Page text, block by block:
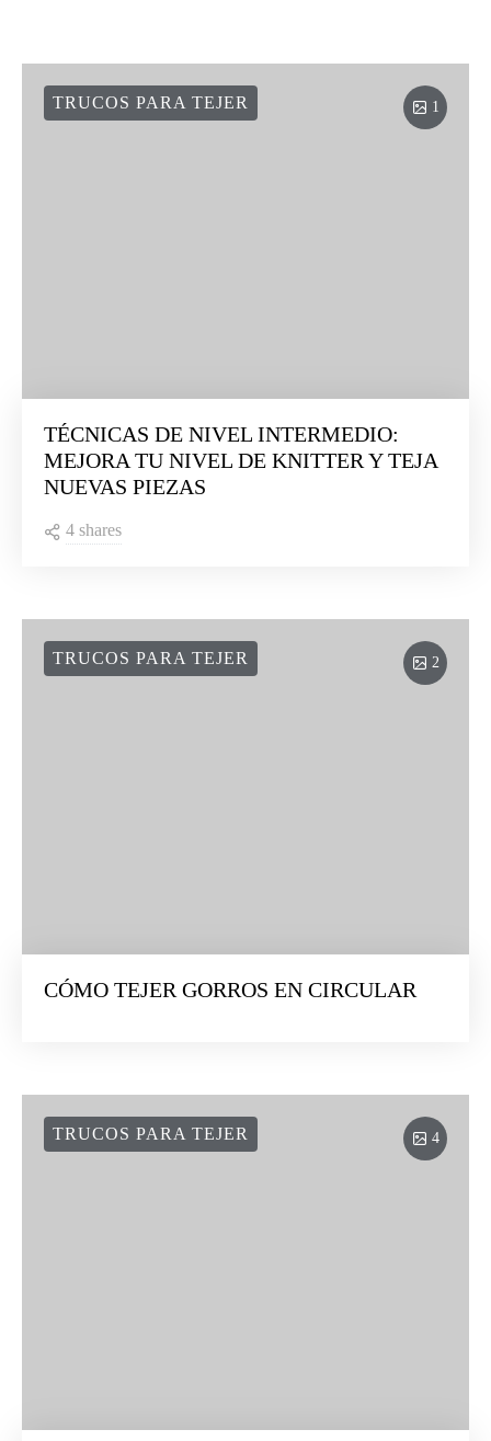
1
TRUCOS PARA TEJER
TÉCNICAS DE NIVEL INTERMEDIO:
MEJORA TU NIVEL DE KNITTER Y TEJA
NUEVAS PIEZAS
4 shares
2
TRUCOS PARA TEJER
CÓMO TEJER GORROS EN CIRCULAR
4
TRUCOS PARA TEJER